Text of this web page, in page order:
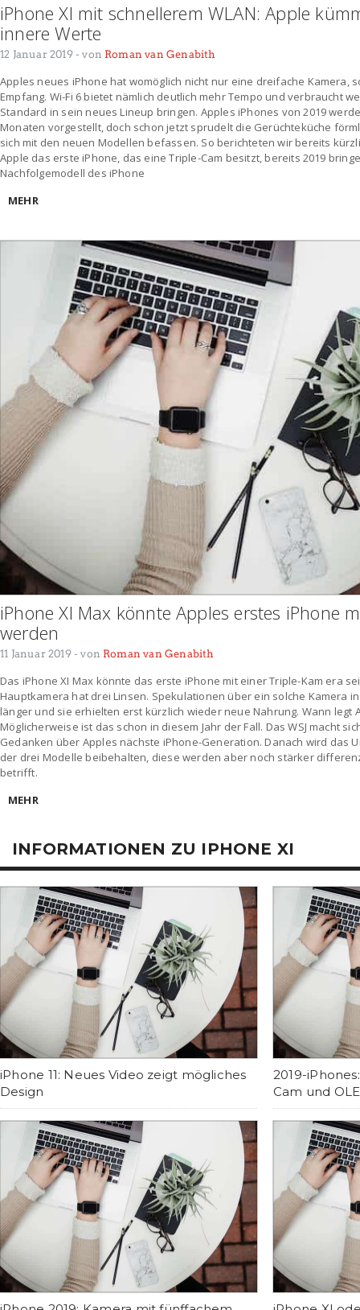
iPhone XI mit schnellerem WLAN: Apple
innere Werte
12 Januar 2019- von Roman van Genabith
Apples neues iPhone hat womöglich nicht nur eine dreifache Kamera,
Empfang. Wi-Fi 6 bietet nämlich deutlich mehr Tempo und verbraucht
Standard in sein neues Lineup bringen. Apples iPhones von 2019
Monaten vorgestellt, doch schon jetzt sprudelt die Gerüchteküche
sich mit den neuen Modellen befassen. So berichteten wir bereits
Apple das erste iPhone, das eine Triple-Cam besitzt, bereits 2019
Nachfolgemodell des iPhone
MEHR
iPhone XI Max könnte Apples erstes iPhone
werden
11 Januar 2019- von Roman van Genabith
Das iPhone XI Max könnte das erste iPhone mit einer Triple-Kam era
Hauptkamera hat drei Linsen. Spekulationen über ein solche Kamera
länger und sie erhielten erst kürzlich wieder neue Nahrung. Wann legt
Möglicherweise ist das schon in diesem Jahr der Fall. Das WSJ macht
Gedanken über Apples nächste iPhone-Generation. Danach wird das
der drei Modelle beibehalten, diese werden aber noch stärker
betrifft.
MEHR
INFORMATIONEN ZU IPHONE XI
iPhone 11: Neues Video zeigt mögliches
Design
2019-
Cam und